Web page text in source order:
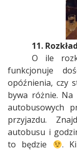
11.
O ile
funkcjonuje
opóźnienia, czy
bywa różnie. Na
autobusowych
przyjazdu.
autobusu i
to będzie
.